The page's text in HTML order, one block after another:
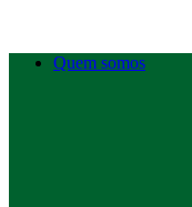
Quem somos